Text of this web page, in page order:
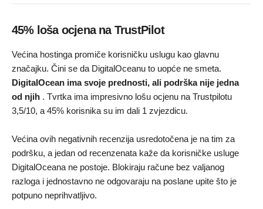
45% loša ocjena na TrustPilot
Većina hostinga promiče korisničku uslugu kao glavnu
značajku. Čini se da DigitalOceanu to uopće ne smeta.
DigitalOcean ima svoje prednosti, ali podrška nije jedna
od njih . Tvrtka ima impresivno lošu ocjenu na Trustpilotu
3,5/10, a 45% korisnika su im dali 1 zvjezdicu.
Većina ovih negativnih recenzija usredotočena je na tim za
podršku, a jedan od recenzenata kaže da korisničke usluge
DigitalOceana ne postoje. Blokiraju račune bez valjanog
razloga i jednostavno ne odgovaraju na poslane upite što je
potpuno neprihvatljivo.